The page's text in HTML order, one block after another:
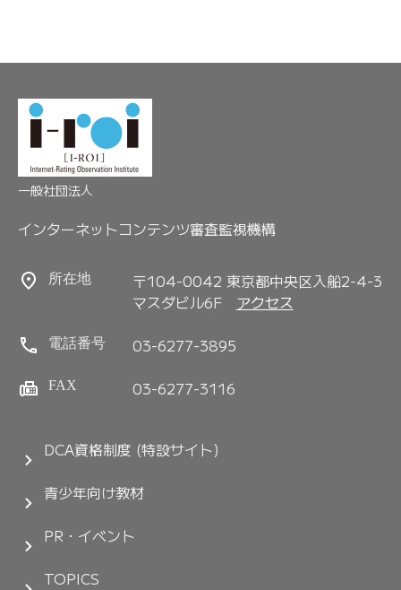
一般社団法人
インターネットコンテンツ審査監視機構
所在地
〒104-0042 東京都中央区入船2-4-3
マスダビル6F アクセス
電話番号 03-6277-3895
FAX 03-6277-3116
DCA資格制度 (特設サイト)
青少年向け教材
PR・イベント
TOPICS